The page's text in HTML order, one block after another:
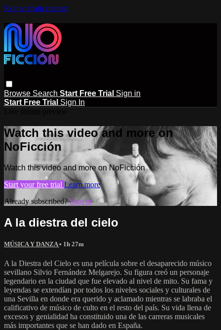
Skip to main content
Browse Search Start Free Trial Sign in
Start Free Trial Sign In
Watch this video and more on
NoFicción
Watch this video and more on NoFicción
Start your free trial Learn more
Already subscribed?Sign in
A la diestra del cielo
MÚSICA Y DANZA• 1h 27m
A la Diestra del Cielo es una película sobre el desaparecido músico
sevillano Silvio Fernández Melgarejo. Su figura creó un personaje
legendario en la ciudad que fue elevado al nivel de mito. Su fama y
leyendas se extendían por todos los niveles sociales y culturales de
una Sevilla en donde era querido y aclamado mientras se labraba el
calificativo de músico de culto en el resto del país. Su vida llena de
excesos y genialidad ha constituido una de las carreras musicales
más importantes que se han dado en España.